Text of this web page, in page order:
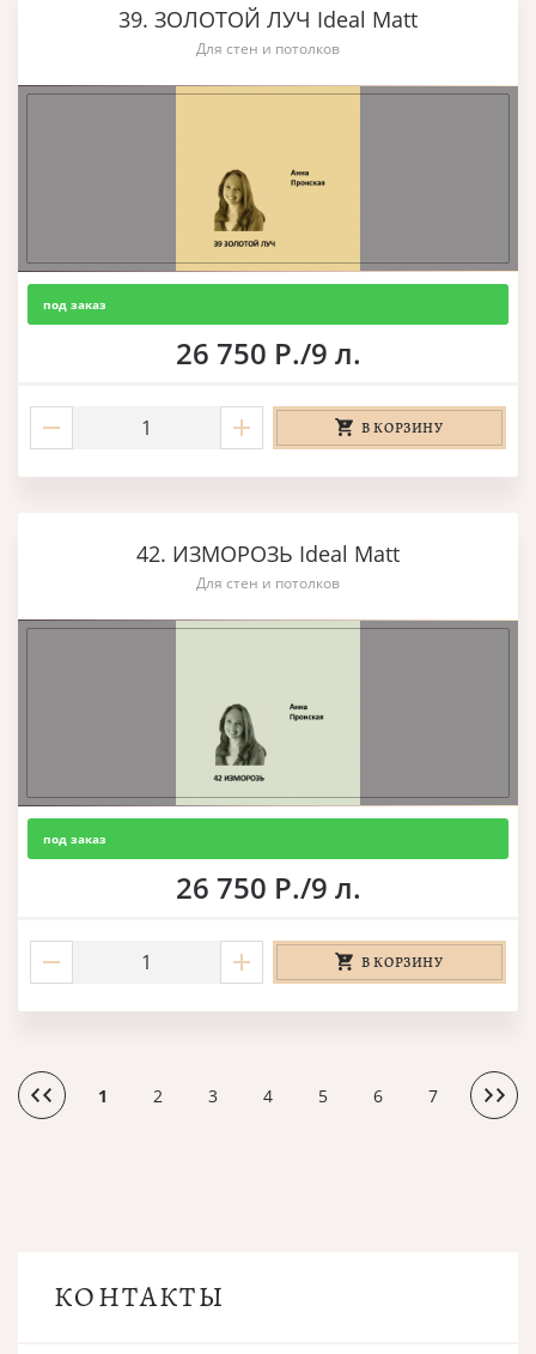
39. ЗОЛОТОЙ ЛУЧ Ideal Matt
Для стен и потолков
под заказ
26 750 Р./9 л.
В КОРЗИНУ
42. ИЗМОРОЗЬ Ideal Matt
Для стен и потолков
под заказ
26 750 Р./9 л.
В КОРЗИНУ
1 2 3 4 5 6 7
КОНТАКТЫ